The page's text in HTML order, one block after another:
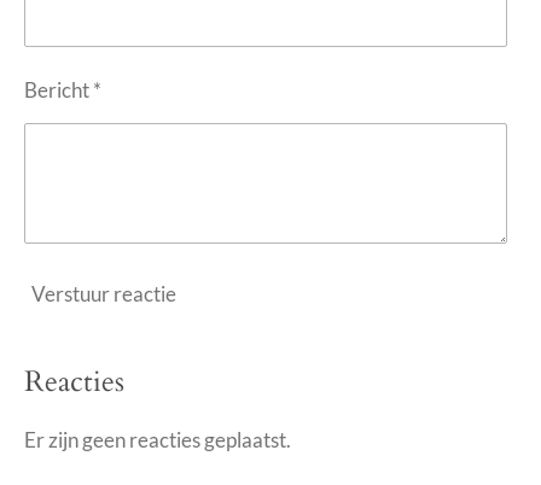
Bericht *
Verstuur reactie
Reacties
Er zijn geen reacties geplaatst.